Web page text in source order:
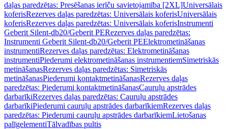
daļas paredzētas: Presēšanas ierīču savietojamība [2XL]Universālais
koferisRezerves daļas paredzētas: Universālais koferisUniversālais
koferisRezerves daļas paredzētas: Universālais koferisInstrumenti
Geberit Silent-db20/Geberit PERezerves daļas paredzētas:
Instrumenti Geberit Silent-db20/Geberit PEElektrometināšanas
instrumentiRezerves daļas paredzētas: Elektrometināšanas
instrumentiPiederumi elektrometināšanas instrumentiemSimetriskās
metināšanasRezerves daļas paredzētas: Simetriskās
metināšanasPiederumi kontaktmetināšanasRezerves daļas
paredzētas: Piederumi kontaktmetināšanasCauruļu apstrādes
darbarīkiRezerves daļas paredzētas: Cauruļu apstrādes
darbarīkiPiederumi cauruļu apstrādes darbarīkiemRezerves daļas
paredzētas: Piederumi cauruļu apstrādes darbarīkiemLietošanas
palīgelementiTālvadības pultis